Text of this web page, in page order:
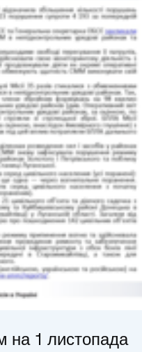
на 1 листопада